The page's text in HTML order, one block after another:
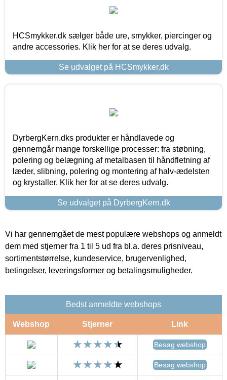
HCSmykker.dk sælger både ure, smykker, piercinger og
andre accessories. Klik her for at se deres udvalg.
Se udvalget på HCSmykker.dk
DyrbergKern.dks produkter er håndlavede og
gennemgår mange forskellige processer: fra støbning,
polering og belægning af metalbasen til håndfletning af
læder, slibning, polering og montering af halv-ædelsten
og krystaller. Klik her for at se deres udvalg.
Se udvalget på DyrbergKern.dk
Vi har gennemgået de mest populære webshops og anmeldt
dem med stjerner fra 1 til 5 ud fra bl.a. deres prisniveau,
sortimentstørrelse, kundeservice, brugervenlighed,
betingelser, leveringsformer og betalingsmuligheder.
Bedst anmeldte webshops
Webshop Stjerner Link
Besøg webshop
Besøg webshop